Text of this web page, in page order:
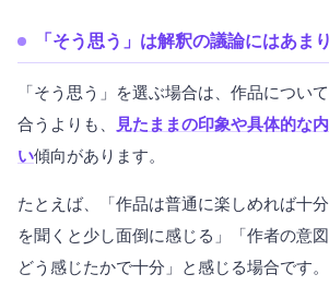
「そう思う」は解釈の議論にはあま
「そう思う」を選ぶ場合は、作品につい
合うよりも、
見たままの印象や具体的な
い傾向があります。
たとえば、「作品は普通に楽しめれば十
を聞くと少し面倒に感じる」「作者の意
どう感じたかで十分」と感じる場合です。